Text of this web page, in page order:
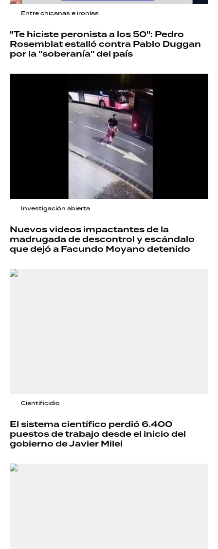
Entre chicanas e ironías
"Te hiciste peronista a los 50": Pedro
Rosemblat estalló contra Pablo Duggan
por la "soberanía" del país
Investigación abierta
Nuevos videos impactantes de la
madrugada de descontrol y escándalo
que dejó a Facundo Moyano detenido
Cientificidio
El sistema científico perdió 6.400
puestos de trabajo desde el inicio del
gobierno de Javier Milei